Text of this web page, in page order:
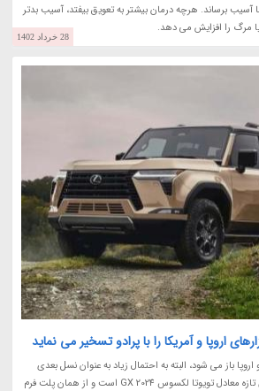
آسیب برساند. هرچه درمان بیشتر به تعویق بیفتد، آسیب بدتر
مرگ را افزایش می دهد.
28 خرداد 1402
اروپا و آمریکا را با پرادو تسخیر می نماید
و اروپا باز می شود، البته به احتمال زیاد به عنوان نسل بعدی
پرادو صادر خواهد شد. پرادوی تازه معادل تویوتا لکسوس GX 2024 است و از همان پلت فرم